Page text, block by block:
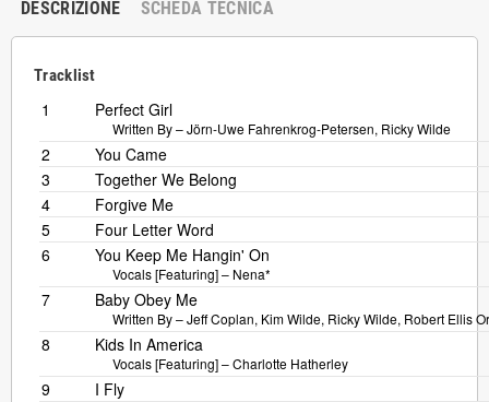
DESCRIZIONE SCHEDA TECNICA
Tracklist
1 Perfect Girl
Written By –Jörn-Uwe Fahrenkrog-Petersen, Ricky Wilde
2
You Came
3
Together We Belong
4
Forgive Me
5
Four Letter Word
6
You Keep Me Hangin' On
Vocals [Featuring] – Nena*
7 Baby Obey Me
Written By –Jeff Coplan, Kim Wilde, Ricky Wilde, Robert Ellis
8 Kids In America
Vocals [Featuring] –Charlotte Hatherley
9
I Fly